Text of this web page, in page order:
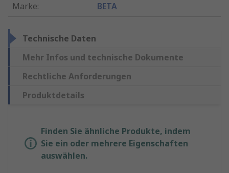
Marke: BETA
Technische Daten
Mehr Infos und technische Dokumente
Rechtliche Anforderungen
Produktdetails
Finden Sie ähnliche Produkte, indem
Sie ein oder mehrere Eigenschaften
auswählen.